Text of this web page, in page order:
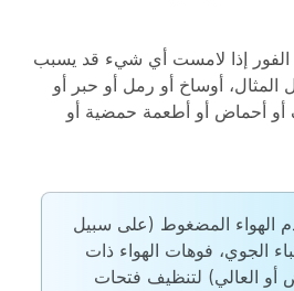
إذا لامست أي شيء قد يسبب
أوساخ أو رمل أو حبر أو
أو أحماض أو أطعمة حمضية أو
الهواء المضغوط (على سبيل
الجوي، فوهات الهواء ذات
أو العالي) لتنظيف فتحات